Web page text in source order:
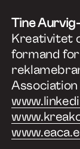
Tine
Kreativitet
formand